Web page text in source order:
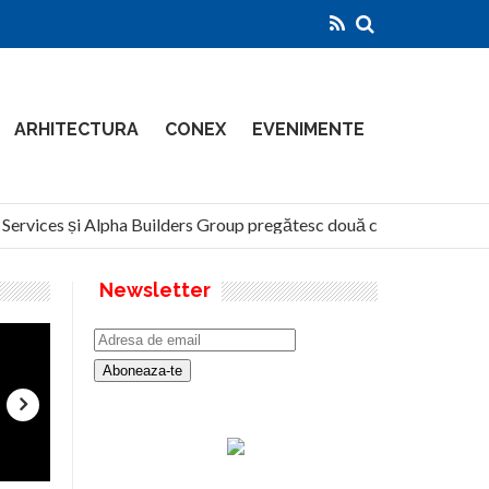
ARHITECTURA CONEX EVENIMENTE
și Alpha Builders Group pregătesc două clădiri de 14
Newsletter